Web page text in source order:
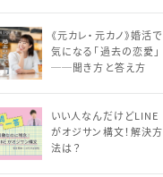
《元カレ・元カノ》婚活で
気になる「過去の恋愛」
──聞き方と答え方
いい人なんだけどLINE
がオジサン構文！解決方
法は？